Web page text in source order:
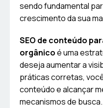
sendo fundamental
crescimento da sua
SEO de conteúdo
orgânicoé uma
deseja aumentar a
práticas corretas,
conteúdo e alcançar
mecanismos de